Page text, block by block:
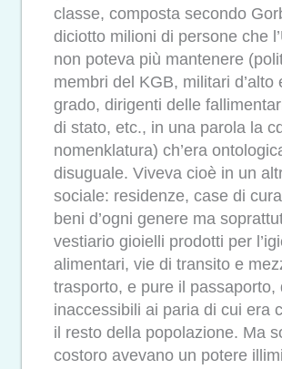
classe, composta secondo
diciotto milioni di persone che
non poteva più mantenere
membri del KGB, militari d’alto
grado, dirigenti delle
di stato, etc., in una parola la
nomenklatura) ch’era
disuguale. Viveva cioè in un
sociale: residenze, case di
beni d’ogni genere ma
vestiario gioielli prodotti per
alimentari, vie di transito e
trasporto, e pure il passaporto,
inaccessibili ai paria di cui era
il resto della popolazione. Ma
costoro avevano un potere